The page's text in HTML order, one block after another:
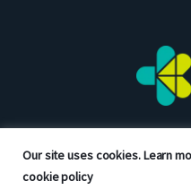
Our site uses cookies. Learn
cookie policy